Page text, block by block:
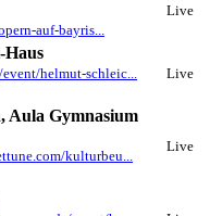
auf-bayris...
Live
helmut-schleic...
Live
Aula Gymnasium
kulturbeu...
Live